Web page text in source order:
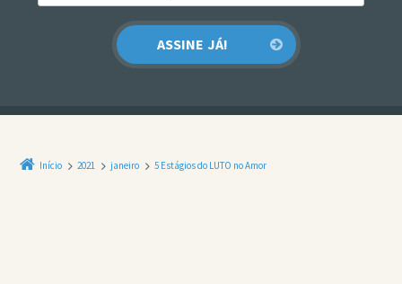
Início 2021 janeiro 5 Estágios do LUTO no Amor